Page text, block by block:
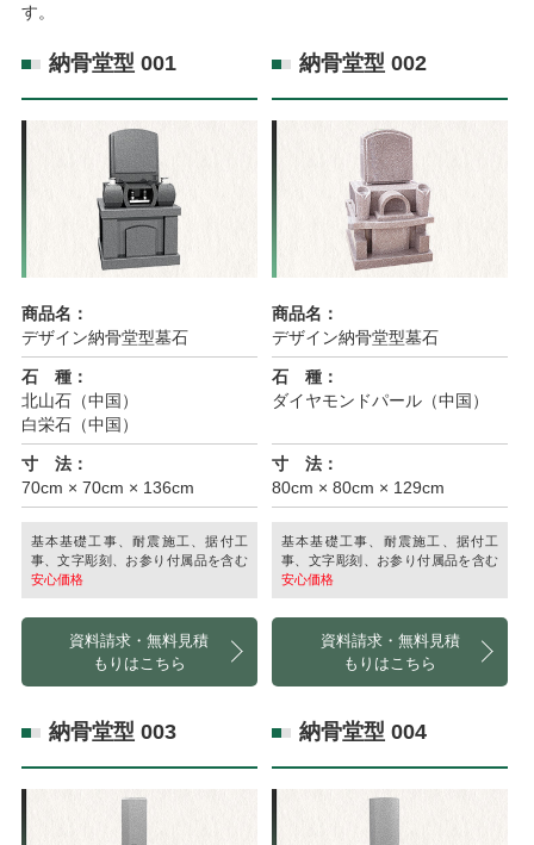
す。
納骨堂型 001
商品名：
デザイン納骨堂型墓石
石 種：
北山石（中国）
白栄石（中国）
寸 法：
70cm × 70cm × 136cm
基本基礎工事、耐震施工、据付工
事、文字彫刻、お参り付属品を含む
安心価格
資料請求・無料見積
もりはこちら
納骨堂型 002
商品名：
デザイン納骨堂型墓石
石 種：
ダイヤモンドパール（中国）
寸 法：
80cm × 80cm × 129cm
基本基礎工事、耐震施工、据付工
事、文字彫刻、お参り付属品を含む
安心価格
資料請求・無料見積
もりはこちら
納骨堂型 003 納骨堂型 004